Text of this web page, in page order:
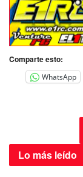
Comparte esto:
WhatsApp
Lo más leído